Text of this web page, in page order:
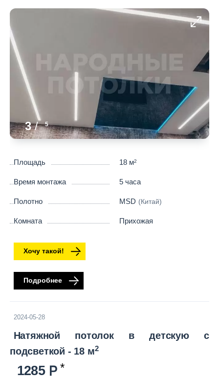
3/ 5
Площадь 18 м2
Время монтажа 5 часа
Полотно MSD (Китай)
Комната Прихожая
Хочу такой!
Подробнее
2024-05-28
Натяжной потолок в детскую с
подсветкой - 18 м2
1285